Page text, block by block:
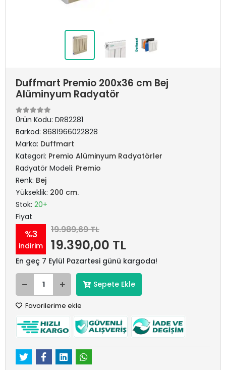
Duffmart Premio 200x36 cm Bej
Alüminyum Radyatör
Ürün Kodu: DR82281
Barkod: 8681966022828
Marka: Duffmart
Kategori: Premio Alüminyum Radyatörler
Radyatör Modeli: Premio
Renk: Bej
Yükseklik: 200 cm.
Stok: 20+
Fiyat
%3
indirim
19.989,69 TL
19.390,00 TL
En geç 7 Eylül Pazartesi günü kargoda!
Sepete Ekle
Favorilerime ekle